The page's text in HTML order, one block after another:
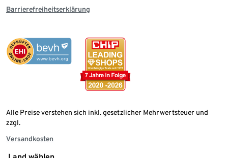
Barrierefreiheitserklärung
Alle Preise verstehen sich inkl. gesetzlicher Mehrwertsteuer und
zzgl.
Versandkosten